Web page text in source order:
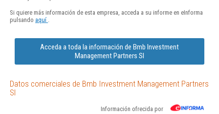
Si quiere más información de esta empresa, acceda a su informe en eInforma
pulsando aquí
Acceda a toda la información de Bmb Investment
Management Partners Sl
Datos comerciales de Bmb Investment Management Partners
Sl
Información ofrecida por